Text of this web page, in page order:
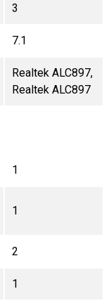
3
7.1
Realtek ALC897,
Realtek ALC897
1
1
2
1